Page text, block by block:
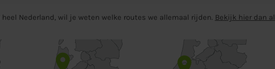
Nederland, wil je weten welke routes we allemaal rijden. Bekijk hier dan